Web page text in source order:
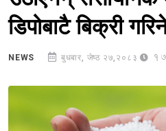
डिपोबाटै बिक्री
NEWS बुधबार, जेष्ठ २७,२०८३